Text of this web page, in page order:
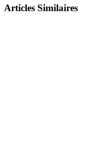
Articles Similaires